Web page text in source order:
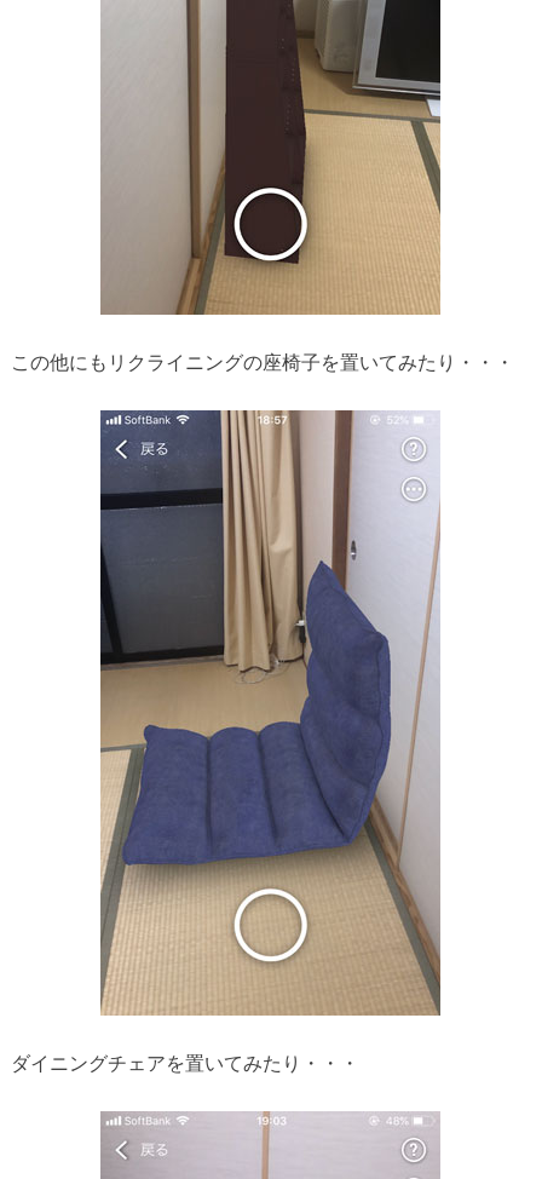
この他にもリクライニングの座椅子を置いてみたり・・・
ダイニングチェアを置いてみたり・・・